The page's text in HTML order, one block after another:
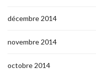
décembre 2014
novembre 2014
octobre 2014